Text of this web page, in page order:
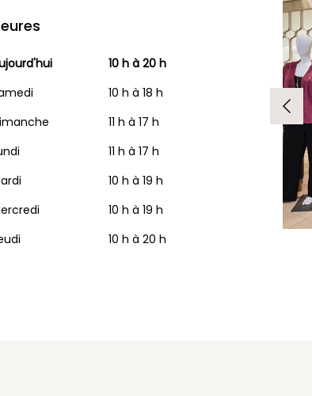
10 h à 20 h
10 h à 18 h
11 h à 17 h
11 h à 17 h
10 h à 19 h
10 h à 19 h
10 h à 20 h